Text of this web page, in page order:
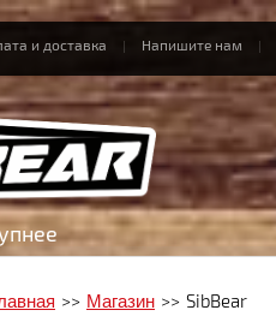
и доставка Напишите нам
>> Магазин >> SibBear